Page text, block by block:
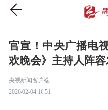
官宣！中央广播电
欢晚会》主持人阵容
央视新闻客户端
2026-02-04 16:51